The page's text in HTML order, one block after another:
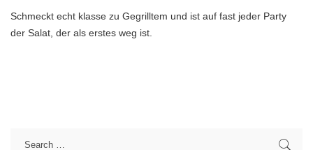
Schmeckt echt klasse zu Gegrilltem und ist auf fast jeder Party
der Salat, der als erstes weg ist.